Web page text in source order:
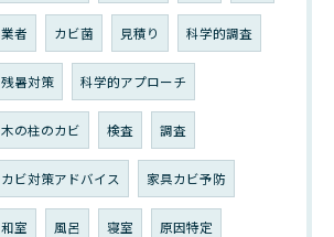
業者 カビ菌 見積り 科学的調査
残暑対策 科学的アプローチ
木の柱のカビ 検査 調査
カビ対策アドバイス 家具カビ予防
和室 風呂 寝室 原因特定